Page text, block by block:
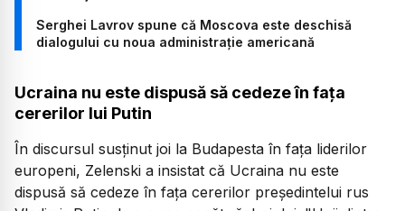
Serghei Lavrov spune că Moscova este deschisă
dialogului cu noua administraţie americană
Ucraina nu este dispusă să cedeze în faţa
cererilor lui Putin
În discursul susţinut joi la Budapesta în faţa liderilor
europeni, Zelenski a insistat că Ucraina nu este
dispusă să cedeze în faţa cererilor preşedintelui rus